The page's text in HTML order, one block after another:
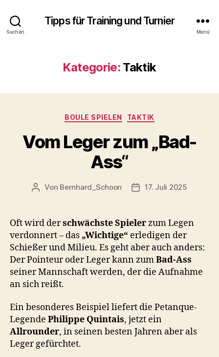
Suchen
Tipps für Training und Turnier
Menü
Kategorie: Taktik
Kategorien
BOULE SPIELEN TAKTIK
Vom Leger zum „Bad-
Ass“
Beitragsautor
Von Bernhard_Schoon 17. Juli 2025
Oft wird derschwächste Spielerzum Legen
verdonnert – das „Wichtige“ erledigen der
Schießer und Milieu. Es geht aber auch anders:
Der Pointeur oder Leger kann zumBad-Ass
seiner Mannschaft werden, der die Aufnahme
an sich reißt.
Ein besonderes Beispiel liefert die Petanque-
Legende Philippe Quintais, jetzt ein
Allrounder, in seinen besten Jahren aber als
Leger gefürchtet.